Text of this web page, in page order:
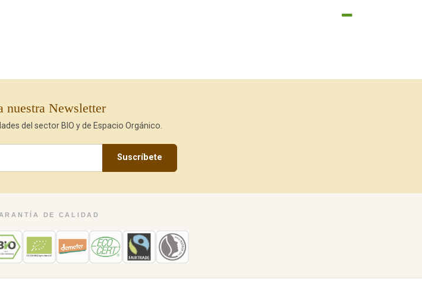
nuestra Newsletter
del sector BIO y de Espacio Orgánico.
Suscríbete
DE CALIDAD